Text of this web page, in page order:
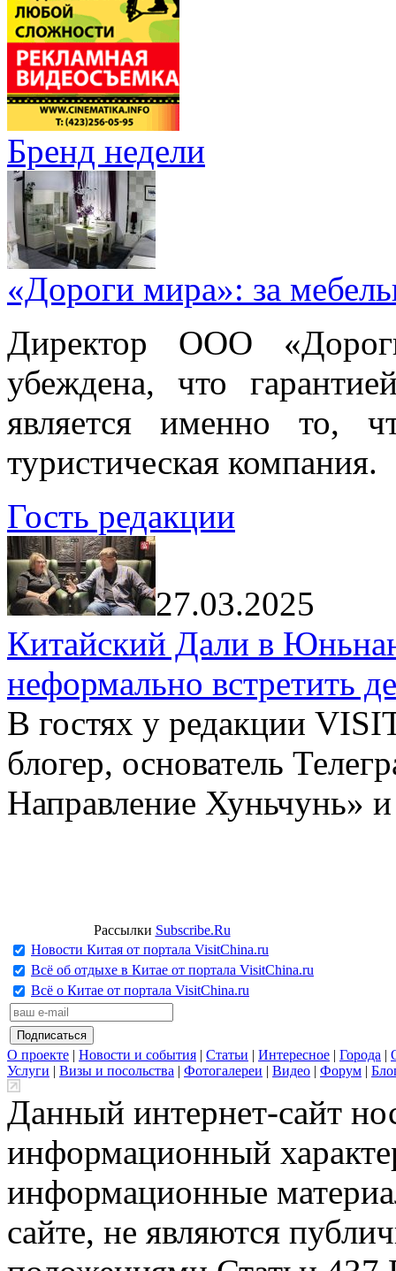
Бренд недели
«Дороги мира»: за
Директор ООО
убеждена, что
является именно то,
туристическая компания.
Гость редакции
27.03.2025
Китайский Дали в
неформально встретить
В гостях у редакции
блогер, основатель
Направление Хуньчунь»
Рассылки Subscribe.Ru
Новости Китая от портала VisitChina.ru
Всё об отдыхе в Китае от портала VisitChina.ru
Всё о Китае от портала VisitChina.ru
О проекте | Новости и события | Статьи | Интересное | Города |
Услуги | Визы и посольства | Фотогалереи | Видео | Форум |
Данный интернет-сайт
информационный
информационные
сайте, не являются